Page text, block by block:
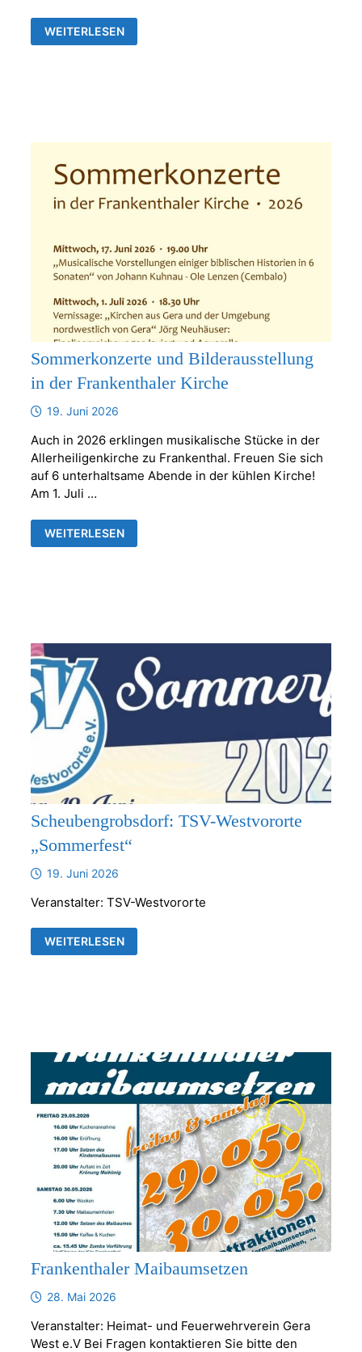
AUSSTELLUNG
VON
WEITERLESEN
Sommerkonzerte und Bilderausstellung
in der Frankenthaler Kirche
19. Juni 2026
Auch in 2026 erklingen musikalische Stücke in der
Allerheiligenkirche zu Frankenthal. Freuen Sie sich
auf 6 unterhaltsame Abende in der kühlen Kirche!
Am 1. Juli …
SOMMERKONZERTE
UND
BILDERAUSSTELLUNG
WEITERLESEN
Scheubengrobsdorf: TSV-Westvororte
„Sommerfest“
19. Juni 2026
Veranstalter: TSV-Westvororte
SCHEUBENGROBSDORF:
TSV-
WEITERLESEN
Frankenthaler Maibaumsetzen
28. Mai 2026
Veranstalter: Heimat- und Feuerwehrverein Gera
West e.V Bei Fragen kontaktieren Sie bitte den